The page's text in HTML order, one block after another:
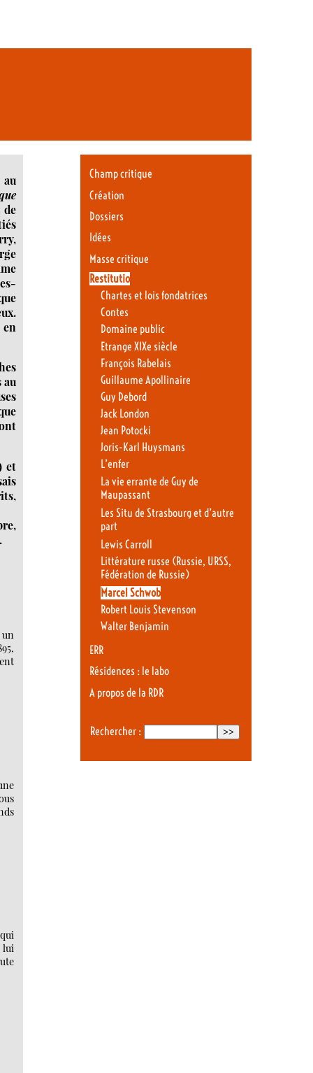
de
en
au
et
lui
Champ critique
Création
Dossiers
Idées
Masse critique
Restitutio
Chartes et lois fondatrices
Contes
Domaine public
Etrange XIXe siècle
François Rabelais
Guillaume Apollinaire
Guy Debord
Jack London
Jean Potocki
Joris-Karl Huysmans
L’enfer
La vie errante de Guy de
Maupassant
Les Situ de Strasbourg et d’autre
part
Lewis Carroll
Littérature russe (Russie, URSS,
Fédération de Russie)
Marcel Schwob
Robert Louis Stevenson
Walter Benjamin
ERR
Résidences : le labo
A propos de la RDR
Rechercher :